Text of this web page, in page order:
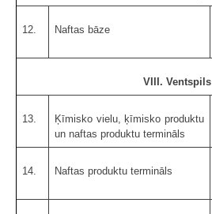
12. Naftas bāze
VIII. Ventspils
13.
Ķīmisko vielu, ķīmisko produktu
un naftas produktu termināls
14. Naftas produktu termināls